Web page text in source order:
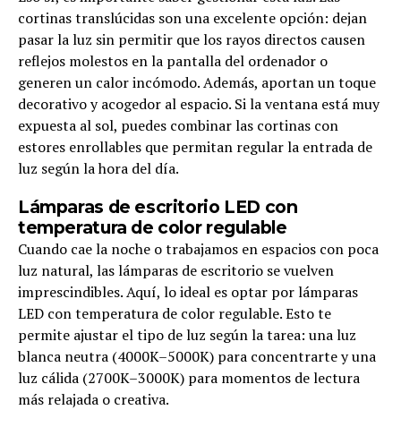
cortinas translúcidas son una excelente opción: dejan
pasar la luz sin permitir que los rayos directos causen
reflejos molestos en la pantalla del ordenador o
generen un calor incómodo. Además, aportan un toque
decorativo y acogedor al espacio. Si la ventana está muy
expuesta al sol, puedes combinar las cortinas con
estores enrollables que permitan regular la entrada de
luz según la hora del día.
Lámparas de escritorio LED con
temperatura de color regulable
Cuando cae la noche o trabajamos en espacios con poca
luz natural, las lámparas de escritorio se vuelven
imprescindibles. Aquí, lo ideal es optar por lámparas
LED con temperatura de color regulable. Esto te
permite ajustar el tipo de luz según la tarea: una luz
blanca neutra (4000K–5000K) para concentrarte y una
luz cálida (2700K–3000K) para momentos de lectura
más relajada o creativa.